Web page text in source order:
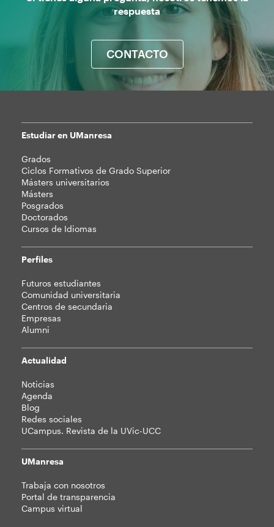
respuesta
CONTACTO
Mapa
web
Estudiar en UManresa
Grados
Ciclos Formativos de Grado Superior
Másters universitarios
Másters
Posgrados
Doctorados
Cursos de Idiomas
Perfiles
Futuros estudiantes
Comunidad universitaria
Centros de secundaria
Empresas
Alumni
Actualidad
Noticias
Agenda
Blog
Redes sociales
UCampus. Revista de la UVic-UCC
UManresa
Trabaja con nosotros
Portal de transparencia
Campus virtual